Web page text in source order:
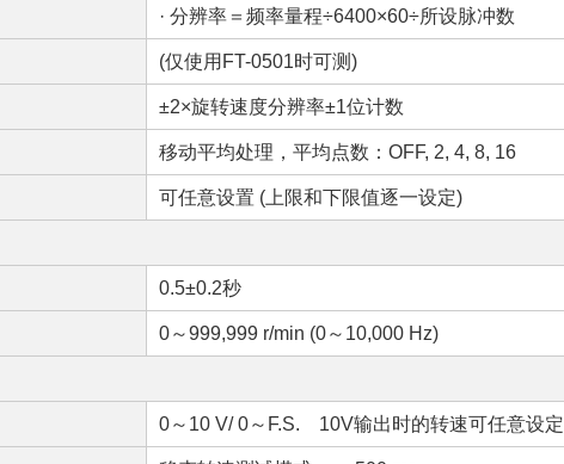
· 分辨率＝频率量程÷6400×60÷所设脉冲数
(仅使用FT-0501时可测)
±2×旋转速度分辨率±1位计数
移动平均处理，平均点数：OFF, 2, 4, 8, 16
可任意设置 (上限和下限值逐一设定)
0.5±0.2秒
0～999,999 r/min (0～10,000 Hz)
0～10 V/ 0～F.S. 10V输出时的转速可任意设定